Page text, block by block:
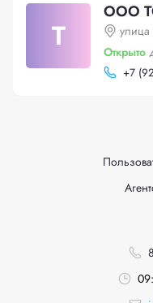
Т
ООО
улица
Открыто
+7